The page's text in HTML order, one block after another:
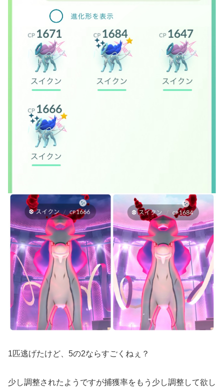
1匹逃げたけど、5の2ならすごくねぇ？
少し調整されたようですが捕獲率をもう少し調整して欲し